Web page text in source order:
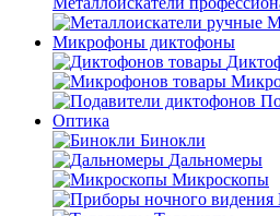
Микрофоны диктофоны
Оптика
Бинокли
Дальномеры
Микроскопы